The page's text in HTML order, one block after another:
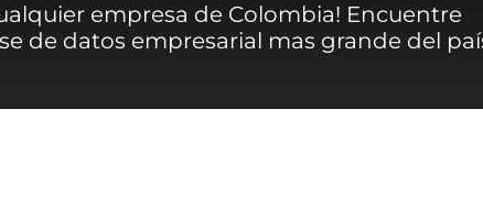
empresa de Colombia! Encuentre
de datos empresarial mas grande del